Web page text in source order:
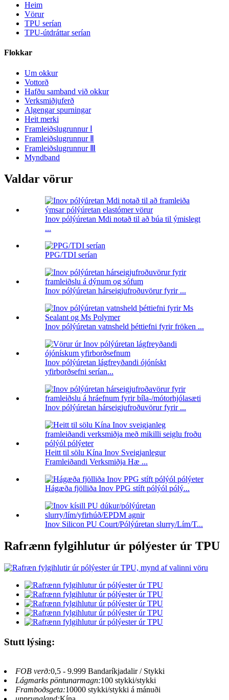
Heim
Vörur
TPU serían
TPU-útdráttar serían
Flokkar
Um okkur
Vottorð
Hafðu samband við okkur
Verksmiðjuferð
Algengar spurningar
Heit merki
Framleiðslugrunnur Ⅰ
Framleiðslugrunnur Ⅱ
Framleiðslugrunnur Ⅲ
Myndband
Valdar vörur
Inov pólýúretan Mdi notað til að búa til ýmislegt
...
PPG/TDI serían
Inov pólýúretan hárseigjufroðuvörur fyrir ...
Inov pólýúretan vatnsheld þéttiefni fyrir fröken ...
Inov pólýúretan lágfreyðandi ójónískt
yfirborðsefni serían...
Inov pólýúretan hárseigjufroðuvörur fyrir ...
Heitt til sölu Kína Inov Sveigjanlegur
Framleiðandi Verksmiðja Hæ ...
Hágæða fjölliða Inov PPG stíft pólýól pólý...
Inov Silicon PU Court/Pólýúretan slurry/Lím/T...
Rafrænn fylgihlutur úr pólýester úr TPU
Stutt lýsing:
FOB verð:0,5 - 9.999 Bandaríkjadalir / Stykki
Lágmarks pöntunarmagn:100 stykki/stykki
Framboðsgeta:10000 stykki/stykki á mánuði